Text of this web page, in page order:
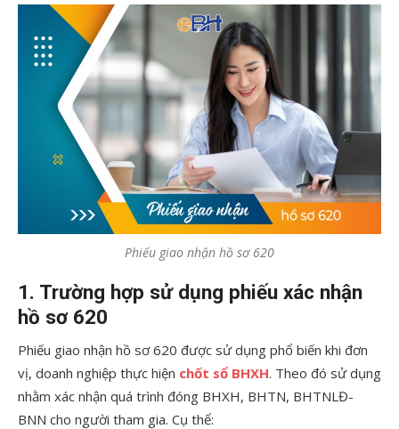
Phiếu giao nhận hồ sơ 620
1. Trường hợp sử dụng phiếu xác nhận
hồ sơ 620
Phiếu giao nhận hồ sơ 620 được sử dụng phổ biến khi đơn
vị, doanh nghiệp thực hiện chốt sổ BHXH. Theo đó sử dụng
nhằm xác nhận quá trình đóng BHXH, BHTN, BHTNLĐ-
BNN cho người tham gia. Cụ thể: